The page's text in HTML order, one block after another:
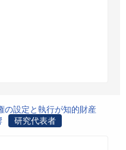
の設定と執行が知的財産
研究代表者